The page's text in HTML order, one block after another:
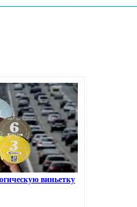
виньетку